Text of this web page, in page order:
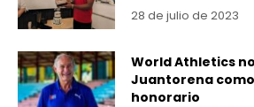
28 de julio de 2023
World Athletics
Juantorena
honorario